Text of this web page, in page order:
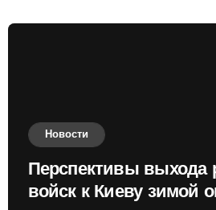
Новости
Перспективы выхода
войск к Киеву зимой